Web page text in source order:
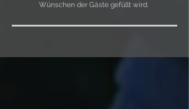
Wünschen der Gäste gefüllt wird.